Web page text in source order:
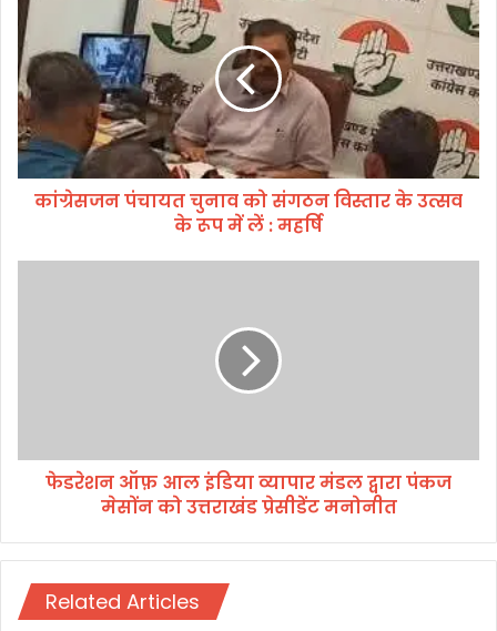
ग्रे
स
ज
न
पं
चा
य
त
के
में
कांग्रेसजन पंचायत चुनाव को संगठन विस्तार के उत्सव
के रूप में लें : महर्षि
ल
मं
फेडरेशन ऑफ़ आल इंडिया व्यापार मंडल द्वारा पंकज
मेसोंन को उत्तराखंड प्रेसीडेंट मनोनीत
Related Articles